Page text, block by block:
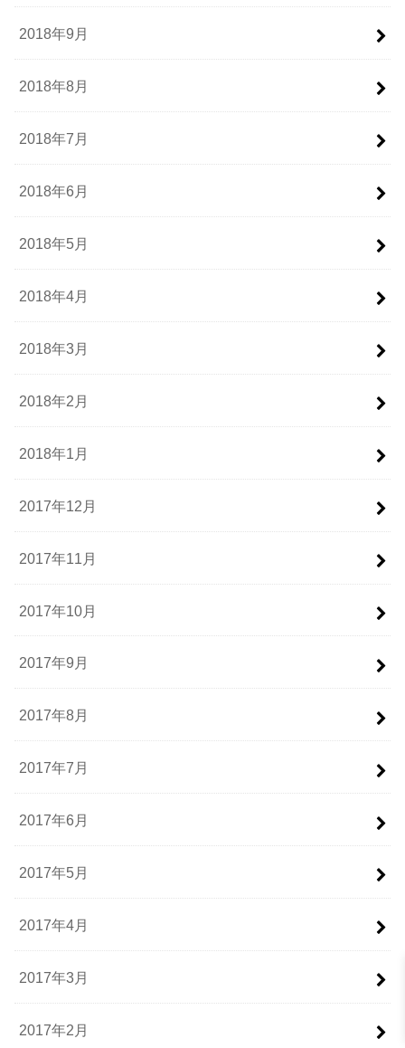
2018年9月
2018年8月
2018年7月
2018年6月
2018年5月
2018年4月
2018年3月
2018年2月
2018年1月
2017年12月
2017年11月
2017年10月
2017年9月
2017年8月
2017年7月
2017年6月
2017年5月
2017年4月
2017年3月
2017年2月